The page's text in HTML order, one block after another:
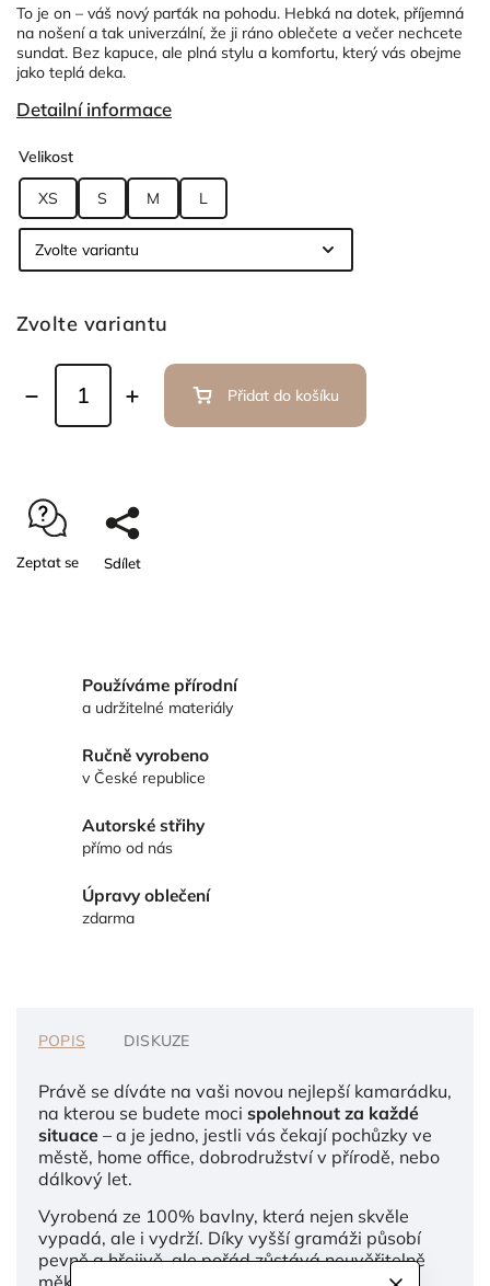
To je on – váš nový parťák na pohodu. Hebká na dotek, příjemná
na nošení a tak univerzální, že ji ráno oblečete a večer nechcete
sundat. Bez kapuce, ale plná stylu a komfortu, který vás obejme
jako teplá deka.
Detailní informace
Velikost
XS S M L
Zvolte variantu
Přidat do košíku
Zeptat se Sdílet
Používáme přírodní
a udržitelné materiály
Ručně vyrobeno
v České republice
Autorské střihy
přímo od nás
Úpravy oblečení
zdarma
POPIS DISKUZE
Právě se díváte na vaši novou nejlepší kamarádku,
na kterou se budete moci spolehnout za každé
situace – a je jedno, jestli vás čekají pochůzky ve
městě, home office, dobrodružství v přírodě, nebo
dálkový let.
Vyrobená ze 100% bavlny, která nejen skvěle
vypadá, ale i vydrží. Díky vyšší gramáži působí
pevně a hřejivě, ale pořád zůstává neuvěřitelně
měkká. Jednoduchý střih bez kapuce dodává